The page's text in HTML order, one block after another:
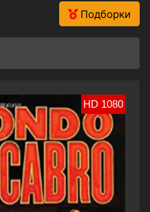
Подборки
HD 1080